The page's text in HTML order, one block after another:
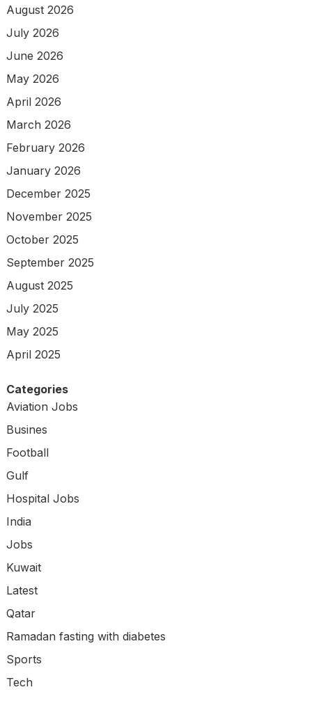
August 2026
July 2026
June 2026
May 2026
April 2026
March 2026
February 2026
January 2026
December 2025
November 2025
October 2025
September 2025
August 2025
July 2025
May 2025
April 2025
Categories
Aviation Jobs
Busines
Football
Gulf
Hospital Jobs
India
Jobs
Kuwait
Latest
Qatar
Ramadan fasting with diabetes
Sports
Tech